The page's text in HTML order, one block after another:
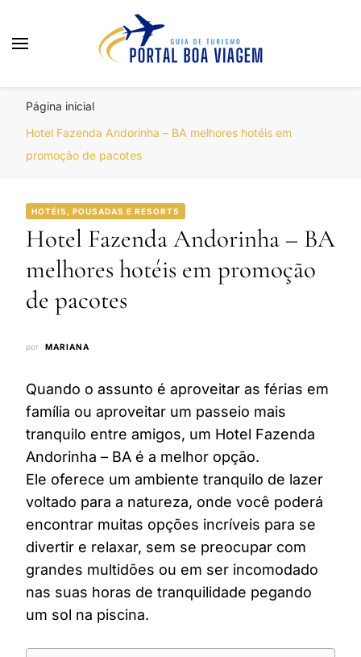
Página inicial
Hotel Fazenda Andorinha – BA melhores hotéis em
promoção de pacotes
HOTÉIS, POUSADAS E RESORTS
Hotel Fazenda Andorinha – BA
melhores hotéis em promoção
de pacotes
por MARIANA
Quando o assunto é aproveitar as férias em
família ou aproveitar um passeio mais
tranquilo entre amigos, um Hotel Fazenda
Andorinha – BA é a melhor opção.
Ele oferece um ambiente tranquilo de lazer
voltado para a natureza, onde você poderá
encontrar muitas opções incríveis para se
divertir e relaxar, sem se preocupar com
grandes multidões ou em ser incomodado
nas suas horas de tranquilidade pegando
um sol na piscina.